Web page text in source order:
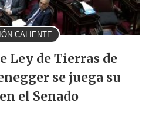
CALIENTE
Ley de Tierras de
se juega su
el Senado